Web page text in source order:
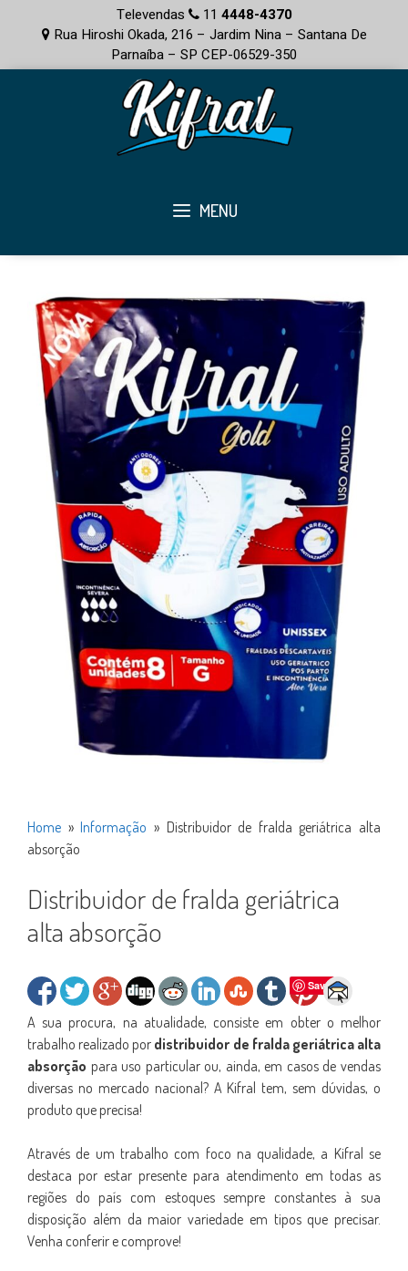
Televendas 11 4448-4370
Rua Hiroshi Okada, 216 – Jardim Nina – Santana De
Parnaíba – SP CEP-06529-350
MENU
Home »Informação » Distribuidor de fralda geriátrica alta
absorção
Distribuidor de fralda geriátrica
alta absorção
Save
A sua procura, na atualidade, consiste em obter o melhor
trabalho realizado por distribuidor de fralda geriátrica alta
absorção para uso particular ou, ainda, em casos de vendas
diversas no mercado nacional? A Kifral tem, sem dúvidas, o
produto que precisa!
Através de um trabalho com foco na qualidade, a Kifral se
destaca por estar presente para atendimento em todas as
regiões do país com estoques sempre constantes à sua
disposição além da maior variedade em tipos que precisar.
Venha conferir e comprove!